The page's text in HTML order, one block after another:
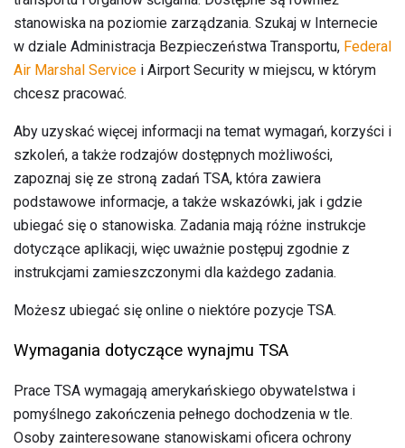
stanowiska na poziomie zarządzania. Szukaj w Internecie
w dziale Administracja Bezpieczeństwa Transportu, Federal
Air Marshal Service i Airport Security w miejscu, w którym
chcesz pracować.
Aby uzyskać więcej informacji na temat wymagań, korzyści i
szkoleń, a także rodzajów dostępnych możliwości,
zapoznaj się ze stroną zadań TSA, która zawiera
podstawowe informacje, a także wskazówki, jak i gdzie
ubiegać się o stanowiska. Zadania mają różne instrukcje
dotyczące aplikacji, więc uważnie postępuj zgodnie z
instrukcjami zamieszczonymi dla każdego zadania.
Możesz ubiegać się online o niektóre pozycje TSA.
Wymagania dotyczące wynajmu TSA
Prace TSA wymagają amerykańskiego obywatelstwa i
pomyślnego zakończenia pełnego dochodzenia w tle.
Osoby zainteresowane stanowiskami oficera ochrony